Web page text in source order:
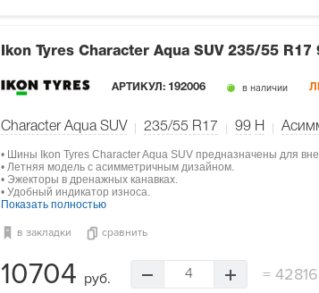
Ikon Tyres Character Aqua SUV 235/55 R17
АРТИКУЛ: 192006 в наличии
Character Aqua SUV 235/55 R17 99 H
• Шины Ikon Tyres Character Aqua SUV предназначены для
• Летняя модель с асимметричным дизайном.
• Эжекторы в дренажных канавках.
• Удобный индикатор износа.
Показать полностью
в закладки сравнить
10704 руб. 4 =